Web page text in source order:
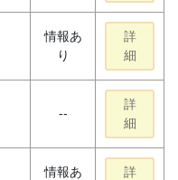
情報あ
り
詳
細
--
詳
細
情報あ
詳